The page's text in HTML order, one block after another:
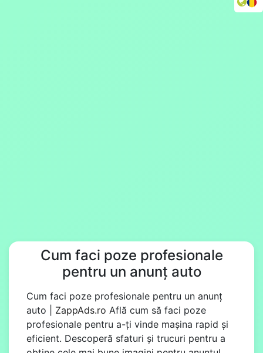
Cum faci poze profesionale
pentru un anunț auto
Cum faci poze profesionale pentru un anunț
auto | ZappAds.ro Află cum să faci poze
profesionale pentru a-ți vinde mașina rapid și
eficient. Descoperă sfaturi și trucuri pentru a